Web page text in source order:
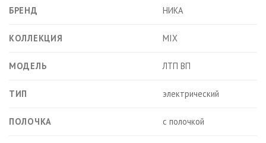
БРЕНД НИКА
КОЛЛЕКЦИЯ MIX
МОДЕЛЬ ЛТП ВП
ТИП электрический
ПОЛОЧКА с полочкой